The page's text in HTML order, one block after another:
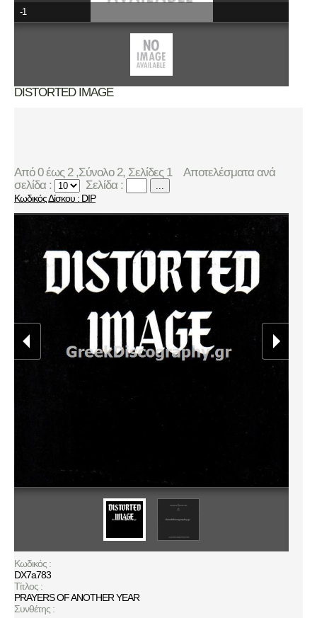
-1
DISTORTED IMAGE
Από 0 έως 2 ,Σύνολο 2, Σελίδες 1
Αποτελέσματα ανά
σελίδα :
Σελίδα :
Κωδικός Δίσκου : DIP
Κωδικός :
DX7a783
Τίτλος :
PRAYERS OF ANOTHER YEAR
Συνθέτης :